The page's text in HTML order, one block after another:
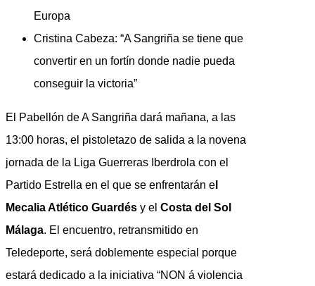
Europa
Cristina Cabeza: “A Sangriña se tiene que
convertir en un fortín donde nadie pueda
conseguir la victoria”
El Pabellón de A Sangriña dará mañana, a las
13:00 horas, el pistoletazo de salida a la novena
jornada de la Liga Guerreras Iberdrola con el
Partido Estrella en el que se enfrentarán e
Mecalia Atlético Guardés y el Costa del Sol
Málaga. El encuentro, retransmitido en
Teledeporte, será doblemente especial porque
estará dedicado a la iniciativa “NON á violencia